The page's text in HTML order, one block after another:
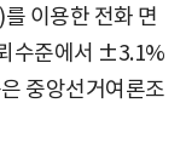
이용한 전화 면
수준에서 ±3.1%
중앙선거여론조